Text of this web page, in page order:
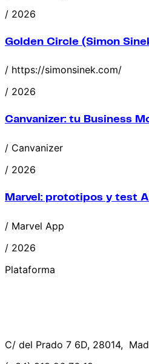
/ 2026
Golden Circle (Simon
/ https://simonsinek.com/
/ 2026
Canvanizer: tu Business
/ Canvanizer
/ 2026
Marvel: prototipos y test
/ Marvel App
/ 2026
Plataforma
C/ del Prado 7 6D, 28014,